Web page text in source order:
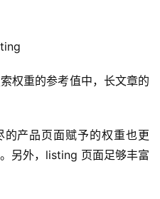
权重的参考值中，长文章的
产品页面赋予的权重也更
另外，listing 页面足够丰富